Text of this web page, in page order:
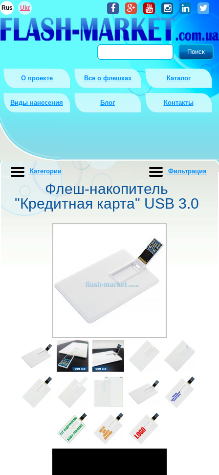
О проекте Все о флешках Каталог
Виды нанесения Блог Контакты
Rus Ukr
Флеш-накопитель
"Кредитная карта" USB 3.0
Категории Фильтрация